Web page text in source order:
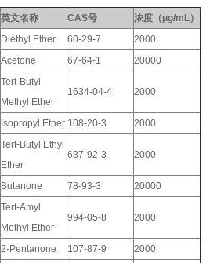
英文名称 CAS号
浓度（μg/mL）
Diethyl Ether 60-29-7
2000
Acetone 67-64-1 20000
Tert-Butyl
Methyl Ether
1634-04-4 2000
Isopropyl Ether 108-20-3 2000
Tert-Butyl Ethyl
Ether
637-92-3 2000
Butanone 78-93-3 20000
Tert-Amyl
Methyl Ether
994-05-8 2000
2-Pentanone 107-87-9 2000